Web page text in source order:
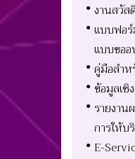
งานสวัส
แบบฟอ
แบบขอ
คู่มือสำ
ข้อมูลเชิ
รายงาน
การให้บ
E-